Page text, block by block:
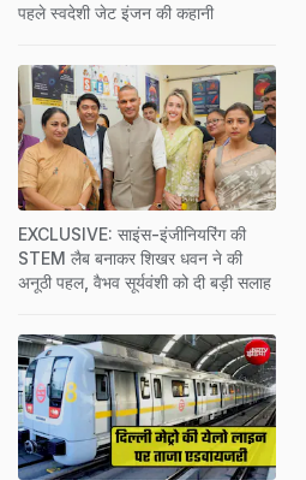
पहले स्वदेशी जेट इंजन की कहानी
EXCLUSIVE: साइंस-इंजीनियरिंग की
STEM लैब बनाकर शिखर धवन ने की
अनूठी पहल, वैभव सूर्यवंशी को दी बड़ी सलाह